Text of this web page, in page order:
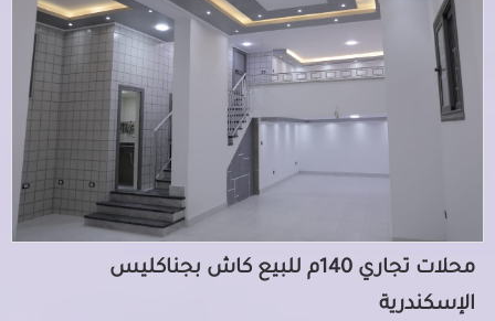
محلات تجاري 140م للبيع كاش بجناكليس
الإسكندرية